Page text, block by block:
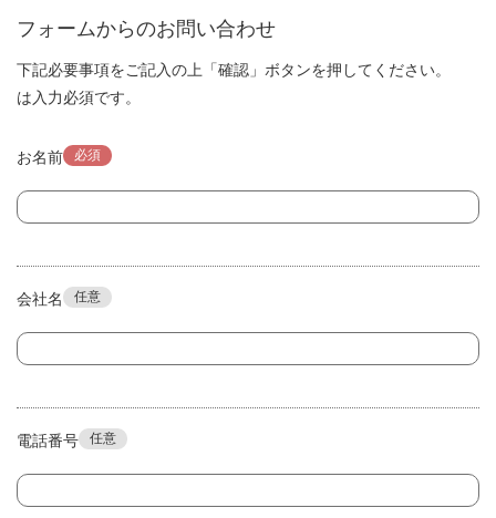
フォームからのお問い合わせ
下記必要事項をご記入の上「確認」ボタンを押してください。
は入力必須です。
お名前 必須
会社名 任意
電話番号 任意